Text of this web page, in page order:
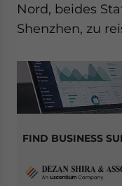
Nord, beides
Shenzhen, zu
FIND BUSINESS